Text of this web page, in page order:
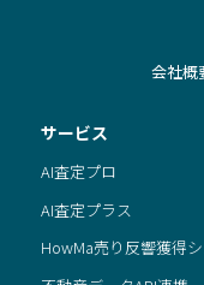
会社概
サービス
AI査定プロ
AI査定プラス
HowMa売り反響獲得